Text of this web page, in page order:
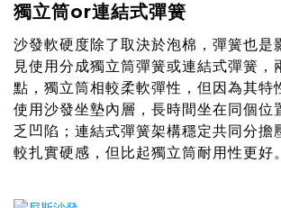
獨立筒or連結式彈簧
沙發軟硬度除了取決於泡棉，彈簧也是
見使用分成獨立筒彈簧或連結式彈簧，
點，獨立筒相較柔軟彈性，但因為其特
使用沙發坐墊內層，長時間坐在同個位
乏凹陷；連結式彈簧架構穩定共同分擔
較扎實硬感，但比起獨立筒耐用性更好。